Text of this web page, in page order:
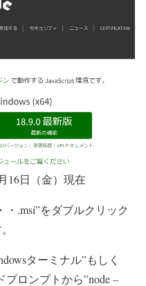
16日（金）現在
・.msi”をダブルクリック
ターミナル”もしく
プロンプトから”node –